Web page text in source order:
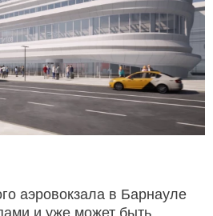
аэровокзала в Барнауле